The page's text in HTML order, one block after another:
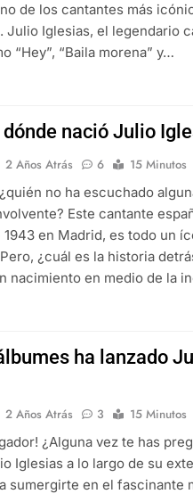
de los cantantes más
Julio Iglesias, el legendario
“Hey”, “Baila morena” y…
dónde nació Julio
2 Años Atrás 6
15 Minutos
no ha escuchado
Este cantante
en Madrid, es todo un
¿cuál es la historia
nacimiento en medio de la
ha lanzado
2 Años Atrás 3
15 Minutos
¿Alguna vez te has
Iglesias a lo largo de su
sumergirte en el fascinante